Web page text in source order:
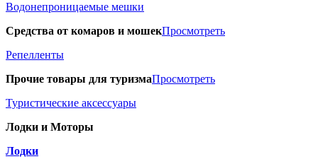
Водонепроницаемые мешки
Средства от комаров и мошекПросмотреть
Репелленты
Прочие товары для туризмаПросмотреть
Туристические аксессуары
Лодки и Моторы
Лодки